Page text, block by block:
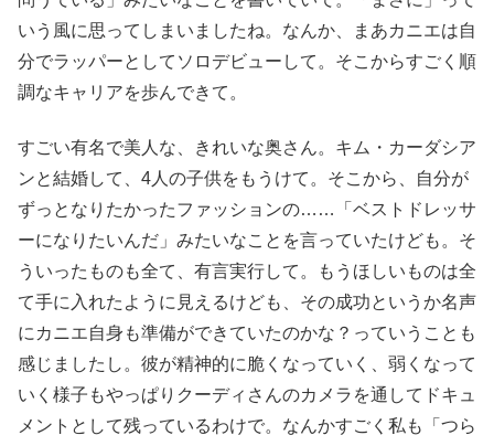
いう風に思ってしまいましたね。なんか、まあカニエは自
分でラッパーとしてソロデビューして。そこからすごく順
調なキャリアを歩んできて。
すごい有名で美人な、きれいな奥さん。キム・カーダシア
ンと結婚して、4人の子供をもうけて。そこから、自分が
ずっとなりたかったファッションの……「ベストドレッサ
ーになりたいんだ」みたいなことを言っていたけども。そ
ういったものも全て、有言実行して。もうほしいものは全
て手に入れたように見えるけども、その成功というか名声
にカニエ自身も準備ができていたのかな？っていうことも
感じましたし。彼が精神的に脆くなっていく、弱くなって
いく様子もやっぱりクーディさんのカメラを通してドキュ
メントとして残っているわけで。なんかすごく私も「つら